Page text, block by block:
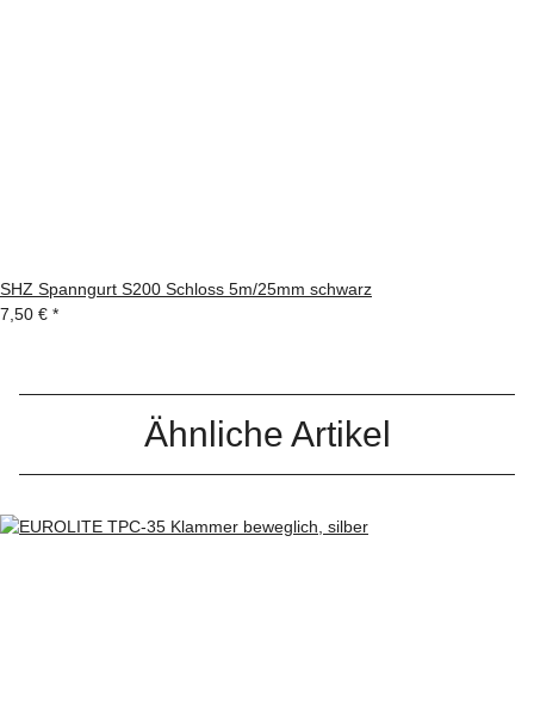
SHZ Spanngurt S200 Schloss 5m/25mm schwarz
7,50 € *
Ähnliche Artikel